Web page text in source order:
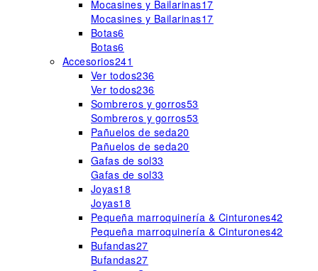
Mocasines y Bailarinas17
Mocasines y Bailarinas17
Botas6
Botas6
Accesorios241
Ver todos236
Ver todos236
Sombreros y gorros53
Sombreros y gorros53
Pañuelos de seda20
Pañuelos de seda20
Gafas de sol33
Gafas de sol33
Joyas18
Joyas18
Pequeña marroquinería & Cinturones42
Pequeña marroquinería & Cinturones42
Bufandas27
Bufandas27